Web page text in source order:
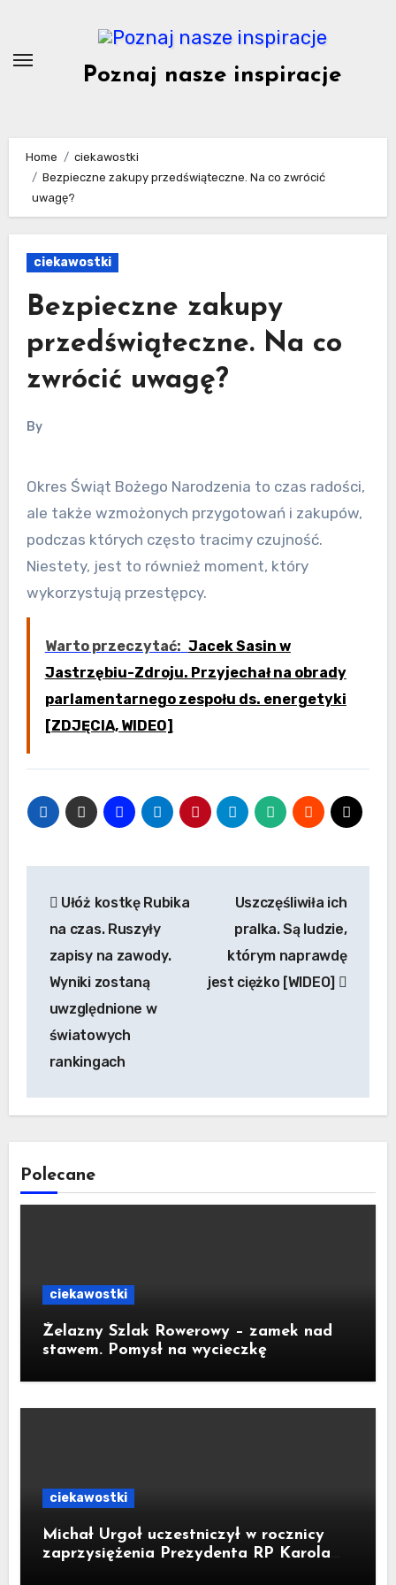
content
Poznaj nasze inspiracje
Home
ciekawostki
Bezpieczne zakupy przedświąteczne. Na co zwrócić
uwagę?
ciekawostki
Bezpieczne zakupy
przedświąteczne. Na co
zwrócić uwagę?
By
Okres Świąt Bożego Narodzenia to czas radości,
ale także wzmożonych przygotowań i zakupów,
podczas których często tracimy czujność.
Niestety, jest to również moment, który
wykorzystują przestępcy.
Warto przeczytać: Jacek Sasin w
Jastrzębiu-Zdroju. Przyjechał na obrady
parlamentarnego zespołu ds. energetyki
[ZDJĘCIA, WIDEO]
wpisu
Ułóż kostkę Rubika
na czas. Ruszyły
zapisy na zawody.
Wyniki zostaną
uwzględnione w
światowych
rankingach
Uszczęśliwiła ich
pralka. Są ludzie,
którym naprawdę
jest ciężko [WIDEO]
Polecane
ciekawostki
Żelazny Szlak Rowerowy – zamek nad
stawem. Pomysł na wycieczkę
ciekawostki
Michał Urgoł uczestniczył w rocznicy
zaprzysiężenia Prezydenta RP Karola